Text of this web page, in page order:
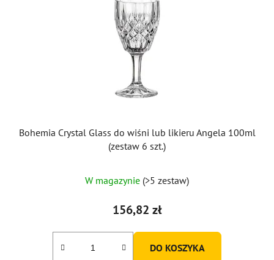
Bohemia Crystal Glass do wiśni lub likieru Angela 100ml
(zestaw 6 szt.)
W magazynie (>5 zestaw)
156,82 zł
DO KOSZYKA